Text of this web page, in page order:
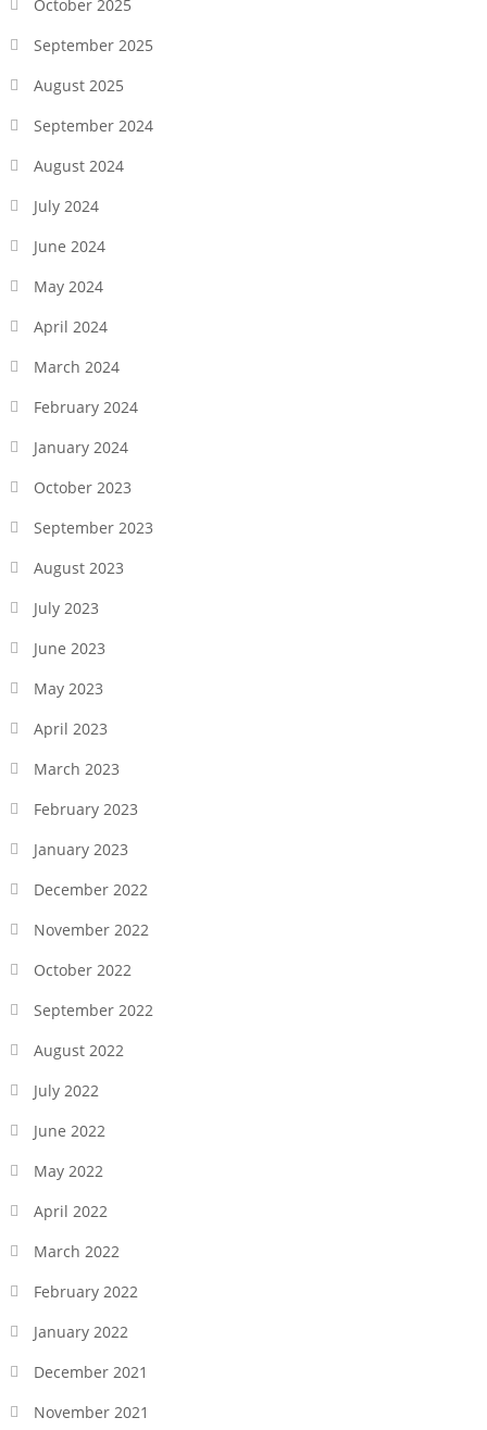
October 2025
September 2025
August 2025
September 2024
August 2024
July 2024
June 2024
May 2024
April 2024
March 2024
February 2024
January 2024
October 2023
September 2023
August 2023
July 2023
June 2023
May 2023
April 2023
March 2023
February 2023
January 2023
December 2022
November 2022
October 2022
September 2022
August 2022
July 2022
June 2022
May 2022
April 2022
March 2022
February 2022
January 2022
December 2021
November 2021